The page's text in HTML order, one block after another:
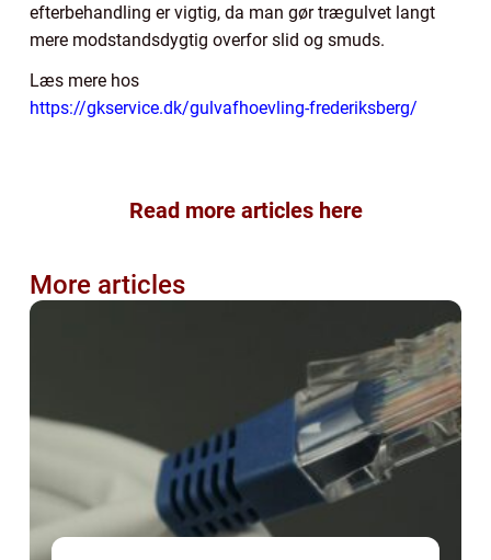
efterbehandling er vigtig, da man gør trægulvet langt
mere modstandsdygtig overfor slid og smuds.
Læs mere hos
https://gkservice.dk/gulvafhoevling-frederiksberg/
Read more articles here
More articles